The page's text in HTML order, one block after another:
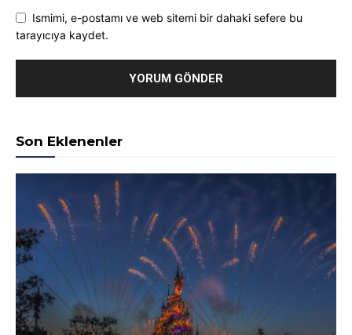
Ismimi, e-postamı ve web sitemi bir dahaki sefere bu
tarayıcıya kaydet.
Son Eklenenler